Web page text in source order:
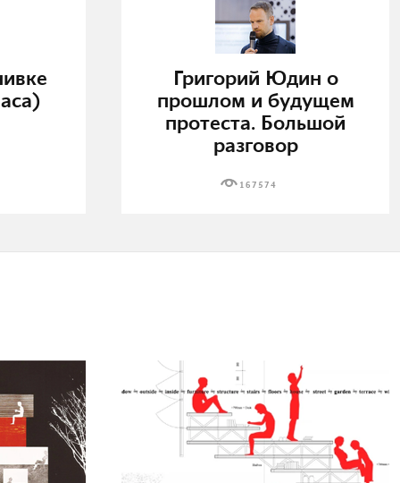
Григорий Юдин о
прошлом и будущем
протеста. Большой
разговор
167574